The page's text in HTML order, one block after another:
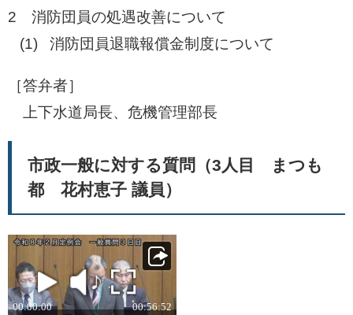
2 消防団員の処遇改善について
(1) 消防団員退職報償金制度について
［答弁者］
上下水道局長、危機管理部長
市政一般に対する質問（3人目 まつも
都 花村恵子 議員）